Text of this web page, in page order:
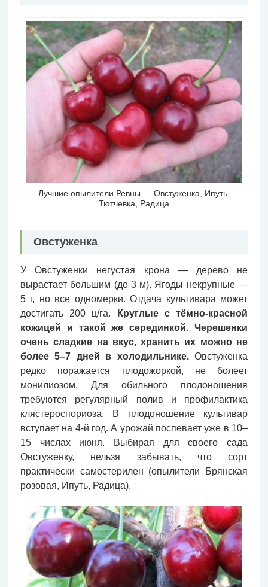
Лучшие опылители Ревны — Овстуженка, Ипуть,
Тютчевка, Радица
Овстуженка
У Овстуженки негустая крона — дерево не
вырастает большим (до 3 м). Ягоды некрупные —
5 г, но все одномерки. Отдача культивара может
достигать 200 ц/га.
Круглые с тёмно-красной
кожицей и такой же серединкой. Черешенки
очень сладкие на вкус, хранить их можно не
более 5–7 дней в холодильнике.Овстуженка
редко поражается плодожоркой, не болеет
монилиозом. Для обильного плодоношения
требуются регулярный полив и профилактика
клястероспориоза. В плодоношение культивар
вступает на 4-й год. А урожай поспевает уже в 10–
15 числах июня. Выбирая для своего сада
Овстуженку, нельзя забывать, что сорт
практически самостерилен (опылители Брянская
розовая, Ипуть, Радица).